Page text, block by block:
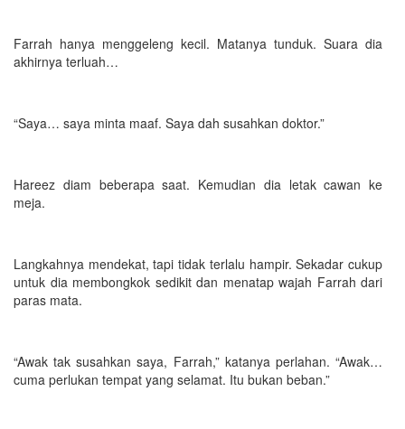
Farrah hanya menggeleng kecil. Matanya tunduk. Suara dia
akhirnya terluah…
“Saya… saya minta maaf. Saya dah susahkan doktor.”
Hareez diam beberapa saat. Kemudian dia letak cawan ke
meja.
Langkahnya mendekat, tapi tidak terlalu hampir. Sekadar cukup
untuk dia membongkok sedikit dan menatap wajah Farrah dari
paras mata.
“Awak tak susahkan saya, Farrah,” katanya perlahan. “Awak…
cuma perlukan tempat yang selamat. Itu bukan beban.”